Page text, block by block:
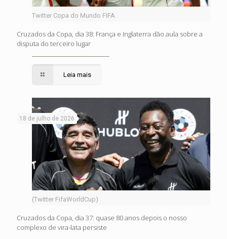
Twitter Copa do Mundo FIFA
Cruzados da Copa, dia 38: França e Inglaterra dão aula sobre a
disputa do terceiro lugar
Leia mais
(Twitter FifaWorldCup)
18 de julho de 2026
Cruzados da Copa, dia 37: quase 80 anos depois o nosso
complexo de vira-lata persiste